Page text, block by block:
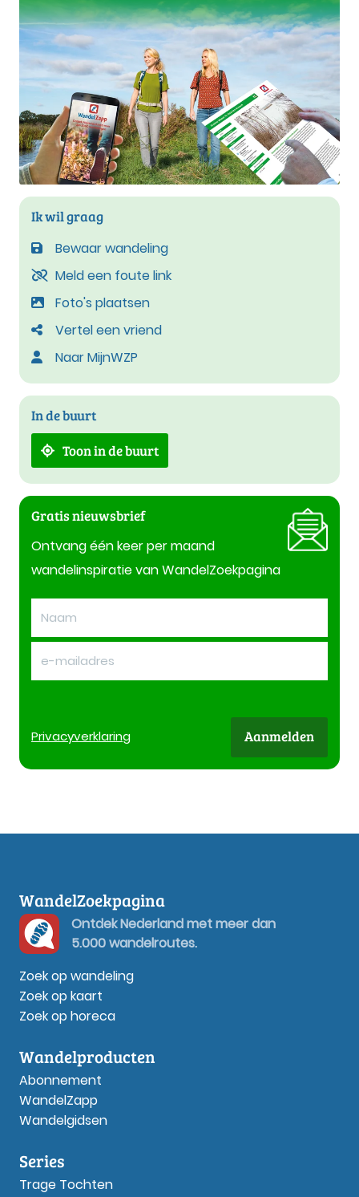
Ik wil graag
Bewaar wandeling
Meld een foute link
Foto's plaatsen
Vertel een vriend
Naar MijnWZP
In de buurt
Toon in de buurt
Gratis nieuwsbrief
Ontvang één keer per maand
wandelinspiratie van WandelZoekpagina
Privacyverklaring Aanmelden
WandelZoekpagina
Ontdek Nederland met meer dan
5.000 wandelroutes.
Zoek op wandeling
Zoek op kaart
Zoek op horeca
Wandelproducten
Abonnement
WandelZapp
Wandelgidsen
Series
Trage Tochten